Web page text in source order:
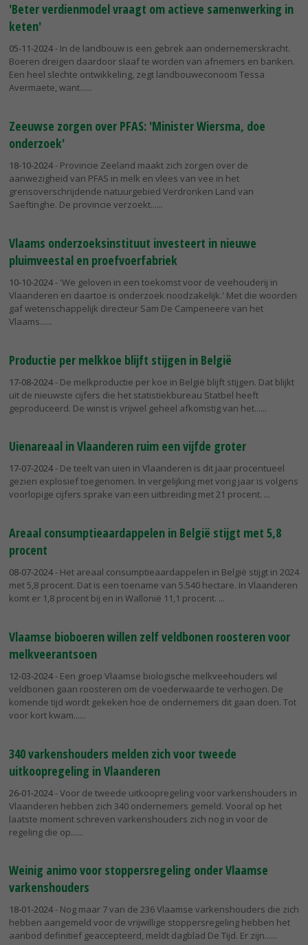
'Beter verdienmodel vraagt om actieve samenwerking in
keten'
05-11-2024- In de landbouw is een gebrek aan ondernemerskracht.
Boeren dreigen daardoor slaaf te worden van afnemers en banken.
Een heel slechte ontwikkeling, zegt landbouweconoom Tessa
Avermaete, want...
Zeeuwse zorgen over PFAS: 'Minister Wiersma, doe
onderzoek'
18-10-2024- Provincie Zeeland maakt zich zorgen over de
aanwezigheid van PFAS in melk en vlees van vee in het
grensoverschrijdende natuurgebied Verdronken Land van
Saeftinghe. De provincie verzoekt...
Vlaams onderzoeksinstituut investeert in nieuwe
pluimveestal en proefvoerfabriek
10-10-2024- 'We geloven in een toekomst voor de veehouderij in
Vlaanderen en daartoe is onderzoek noodzakelijk.' Met die woorden
gaf wetenschappelijk directeur Sam De Campeneere van het
Vlaams...
Productie per melkkoe blijft stijgen in België
17-08-2024- De melkproductie per koe in België blijft stijgen. Dat blijkt
uit de nieuwste cijfers die het statistiekbureau Statbel heeft
geproduceerd. De winst is vrijwel geheel afkomstig van het...
Uienareaal in Vlaanderen ruim een vijfde groter
17-07-2024- De teelt van uien in Vlaanderen is dit jaar procentueel
gezien explosief toegenomen. In vergelijking met vorig jaar is volgens
voorlopige cijfers sprake van een uitbreiding met 21 procent.
Areaal consumptieaardappelen in België stijgt met 5,8
procent
08-07-2024- Het areaal consumptieaardappelen in België stijgt in 2024
met 5,8 procent. Dat is een toename van 5.540 hectare. In Vlaanderen
komt er 1,8 procent bij en in Wallonië 11,1 procent.
Vlaamse bioboeren willen zelf veldbonen roosteren voor
melkveerantsoen
12-03-2024- Een groep Vlaamse biologische melkveehouders wil
veldbonen gaan roosteren om de voederwaarde te verhogen. De
komende tijd wordt gekeken hoe de ondernemers dit gaan doen. Tot
voor kort kwam...
340 varkenshouders melden zich voor tweede
uitkoopregeling in Vlaanderen
26-01-2024- Voor de tweede uitkoopregeling voor varkenshouders in
Vlaanderen hebben zich 340 ondernemers gemeld. Vooral op het
laatste moment schreven varkenshouders zich nog in voor de
regeling die op...
Weinig animo voor stoppersregeling onder Vlaamse
varkenshouders
18-01-2024- Nog maar 7 van de 236 Vlaamse varkenshouders die zich
hebben aangemeld voor de vrijwillige stoppersregeling hebben het
aanbod definitief geaccepteerd, meldt dagblad De Tijd. Er zijn...